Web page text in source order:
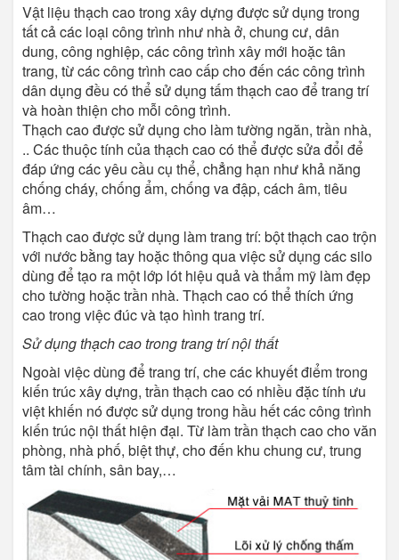
Vật liệu thạch cao trong xây dựng được sử dụng trong
tất cả các loại công trình như nhà ở, chung cư, dân
dung, công nghiệp, các công trình xây mới hoặc tân
trang, từ các công trình cao cấp cho đến các công trình
dân dụng đều có thể sử dụng tấm thạch cao để trang trí
và hoàn thiện cho mỗi công trình.
Thạch cao được sử dụng cho làm tường ngăn, trần nhà,
.. Các thuộc tính của thạch cao có thể được sửa đổi để
đáp ứng các yêu cầu cụ thể, chẳng hạn như khả năng
chống cháy, chống ẩm, chống va đập, cách âm, tiêu
âm…
Thạch cao được sử dụng làm trang trí: bột thạch cao trộn
với nước bằng tay hoặc thông qua việc sử dụng các silo
dùng để tạo ra một lớp lót hiệu quả và thẩm mỹ làm đẹp
cho tường hoặc trần nhà. Thạch cao có thể thích ứng
cao trong việc đúc và tạo hình trang trí.
Sử dụng thạch cao trong trang trí nội thất
Ngoài việc dùng để trang trí, che các khuyết điểm trong
kiến trúc xây dựng, trần thạch cao có nhiều đặc tính ưu
việt khiến nó được sử dụng trong hầu hết các công trình
kiến trúc nội thất hiện đại. Từ làm trần thạch cao cho văn
phòng, nhà phố, biệt thự, cho đến khu chung cư, trung
tâm tài chính, sân bay,…